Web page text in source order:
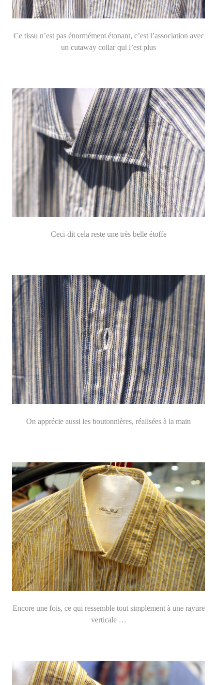
Ce tissu n’est pas énormément étonant, c’est l’association avec
un cutaway collar qui l’est plus
Ceci-dit cela reste une très belle étoffe
On apprécie aussi les boutonnières, réalisées à la main
Encore une fois, ce qui ressemble tout simplement à une rayure
verticale …